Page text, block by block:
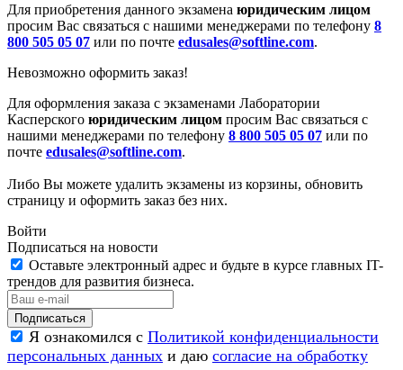
Для приобретения данного экзамена юридическим лицом
просим Вас связаться с нашими менеджерами по телефону 8
800 505 05 07 или по почте edusales@softline.com.
Невозможно оформить заказ!
Для оформления заказа с экзаменами Лаборатории
Касперского юридическим лицом просим Вас связаться с
нашими менеджерами по телефону 8 800 505 05 07 или по
почте edusales@softline.com.
Либо Вы можете удалить экзамены из корзины, обновить
страницу и оформить заказ без них.
Войти
Подписаться на новости
Оставьте электронный адрес и будьте в курсе главных IT-
трендов для развития бизнеса.
Я ознакомился с Политикой конфиденциальности
персональных данных и даю согласие на обработку